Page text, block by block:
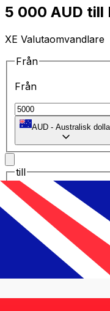
5 000 AUD till
XE Valutaomvandlare
Från
Från
AUD - Australisk
till
till
MZM
Mozambikisk
1.00AUD= 45 MZM